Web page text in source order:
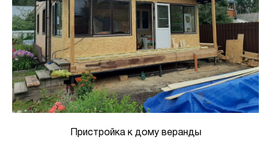
Пристройка к дому веранды